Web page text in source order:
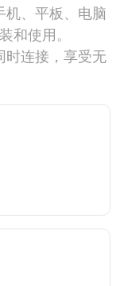
机、平板、电脑
和使用。
时连接，享受无